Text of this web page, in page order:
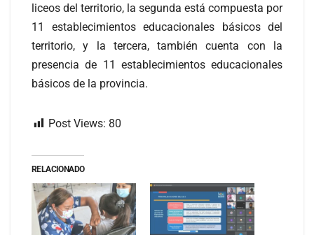
liceos del territorio, la segunda está compuesta por
11 establecimientos educacionales básicos del
territorio, y la tercera, también cuenta con la
presencia de 11 establecimientos educacionales
básicos de la provincia.
Post Views: 80
RELACIONADO